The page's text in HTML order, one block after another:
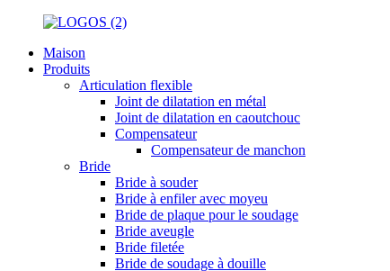
Maison
Produits
Articulation flexible
Joint de dilatation en métal
Joint de dilatation en caoutchouc
Compensateur
Compensateur de manchon
Bride
Bride à souder
Bride à enfiler avec moyeu
Bride de plaque pour le soudage
Bride aveugle
Bride filetée
Bride de soudage à douille